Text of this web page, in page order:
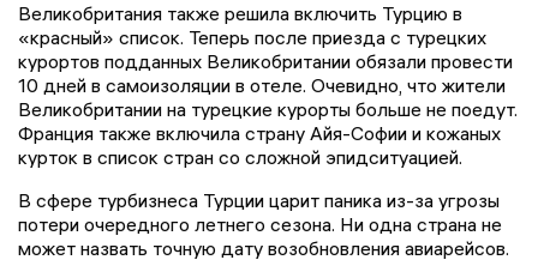
Великобритания также решила включить Турцию в
«красный» список. Теперь после приезда с турецких
курортов подданных Великобритании обязали провести
10 дней в самоизоляции в отеле. Очевидно, что жители
Великобритании на турецкие курорты больше не поедут.
Франция также включила страну Айя-Софии и кожаных
курток в список стран со сложной эпидситуацией.
В сфере турбизнеса Турции царит паника из-за угрозы
потери очередного летнего сезона. Ни одна страна не
может назвать точную дату возобновления авиарейсов.